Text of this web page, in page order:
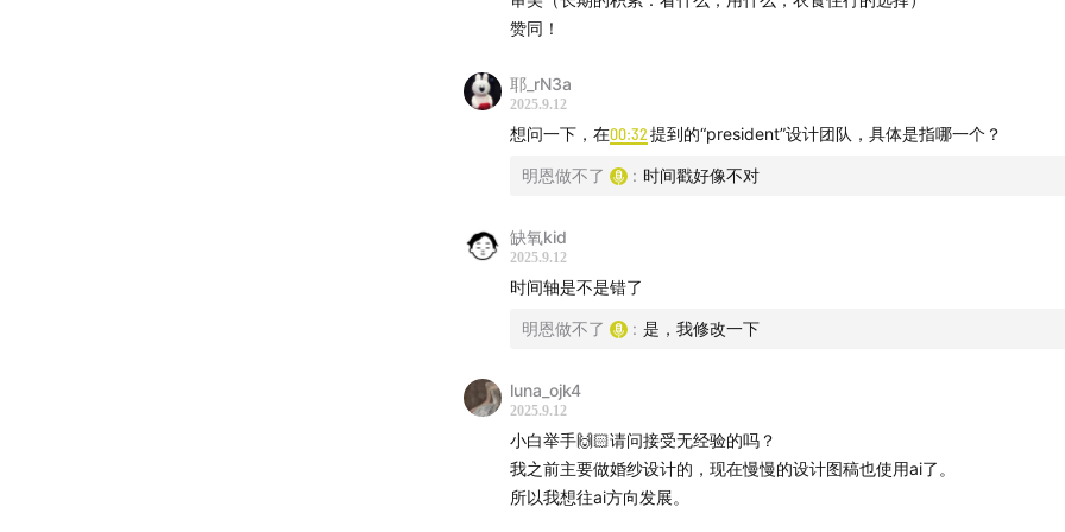
One2X设计师招募
赞同！
耶_rN3a
2025.9.12
想问一下，在00:32提到的“president”设计团队，具体是指哪一个？
明恩做不了 : 时间戳好像不对
缺氧kid
2025.9.12
时间轴是不是错了
明恩做不了 : 是，我修改一下
luna_ojk4
2025.9.12
小白举手🙌🏻请问接受无经验的吗？
我之前主要做婚纱设计的，现在慢慢的设计图稿也使用ai了。
所以我想往ai方向发展。